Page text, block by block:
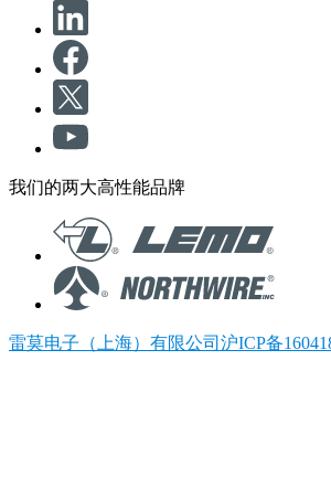
我们的两大高性能品牌
雷莫电子（上海）有限公司沪ICP备